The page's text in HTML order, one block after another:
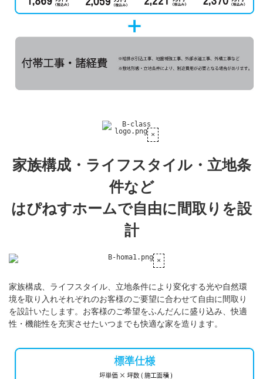
家族構成・ライフスタイル・立地条
件など
はぴねすホームで自由に間取りを設
計
家族構成、ライフスタイル、立地条件により変化する光や自然環
境を取り入れそれぞれのお客様のご要望に合わせて自由に間取り
を設計いたします。お客様のご希望をふんだんに盛り込み、快適
性・機能性を充実させたいつまでも快適な家を造ります。